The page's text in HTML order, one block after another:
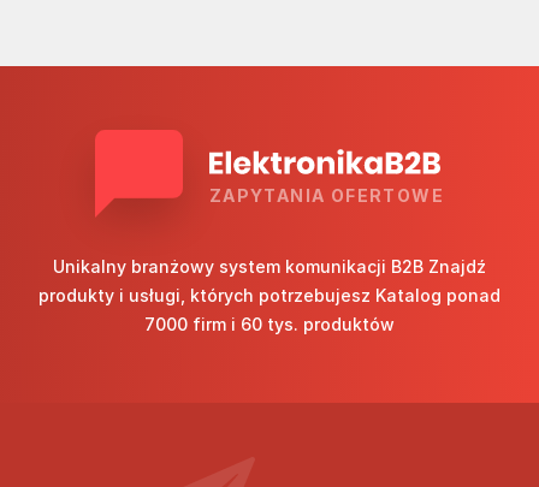
ZAPYTANIA OFERTOWE
Unikalny branżowy system komunikacji B2B Znajdź
produkty i usługi, których potrzebujesz Katalog ponad
7000 firm i 60 tys. produktów